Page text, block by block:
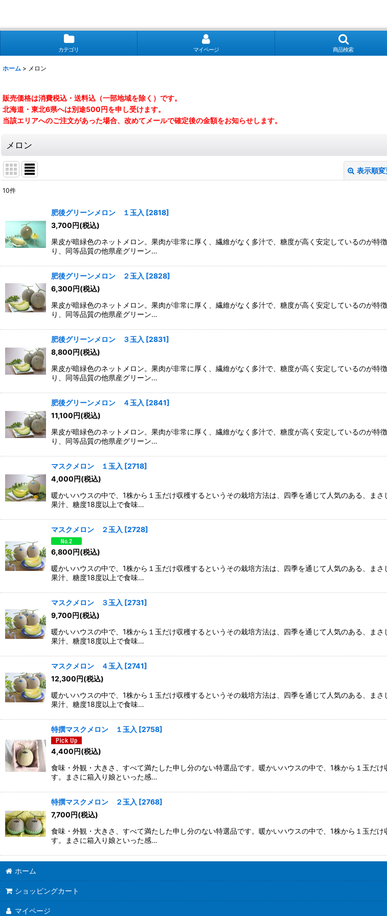
カテゴリ マイページ 商品検索
ホーム > メロン
販売価格は消費税込・送料込（一部地域を除く）です。
北海道・東北6県へは別途500円を申し受けます。
当該エリアへのご注文があった場合、改めてメールで確定後の金額をお知らせします。
メロン
表示順変
表示数
10件
肥後グリーンメロン １玉入 [2818]
3,700円(税込)
果皮が暗緑色のネットメロン。果肉が非常に厚く、繊維がなく多汁で、糖度が高く安定しているのが
り、同等品質の他県産グリーン…
肥後グリーンメロン ２玉入 [2828]
6,300円(税込)
果皮が暗緑色のネットメロン。果肉が非常に厚く、繊維がなく多汁で、糖度が高く安定しているのが
り、同等品質の他県産グリーン…
肥後グリーンメロン ３玉入 [2831]
8,800円(税込)
果皮が暗緑色のネットメロン。果肉が非常に厚く、繊維がなく多汁で、糖度が高く安定しているのが
り、同等品質の他県産グリーン…
肥後グリーンメロン ４玉入 [2841]
11,100円(税込)
果皮が暗緑色のネットメロン。果肉が非常に厚く、繊維がなく多汁で、糖度が高く安定しているのが
り、同等品質の他県産グリーン…
マスクメロン １玉入 [2718]
4,000円(税込)
暖かいハウスの中で、1株から１玉だけ収穫するというその栽培方法は、四季を通じて人気のある、ま
果汁、糖度18度以上で食味…
マスクメロン ２玉入 [2728]
6,800円(税込)
暖かいハウスの中で、1株から１玉だけ収穫するというその栽培方法は、四季を通じて人気のある、ま
果汁、糖度18度以上で食味…
マスクメロン ３玉入 [2731]
9,700円(税込)
暖かいハウスの中で、1株から１玉だけ収穫するというその栽培方法は、四季を通じて人気のある、ま
果汁、糖度18度以上で食味…
マスクメロン ４玉入 [2741]
12,300円(税込)
暖かいハウスの中で、1株から１玉だけ収穫するというその栽培方法は、四季を通じて人気のある、ま
果汁、糖度18度以上で食味…
特撰マスクメロン １玉入 [2758]
4,400円(税込)
食味・外観・大きさ、すべて満たした申し分のない特選品です。暖かいハウスの中で、1株から１玉だ
す。まさに箱入り娘といった感…
特撰マスクメロン ２玉入 [2768]
7,700円(税込)
食味・外観・大きさ、すべて満たした申し分のない特選品です。暖かいハウスの中で、1株から１玉だ
す。まさに箱入り娘といった感…
ホーム
ショッピングカート
マイページ